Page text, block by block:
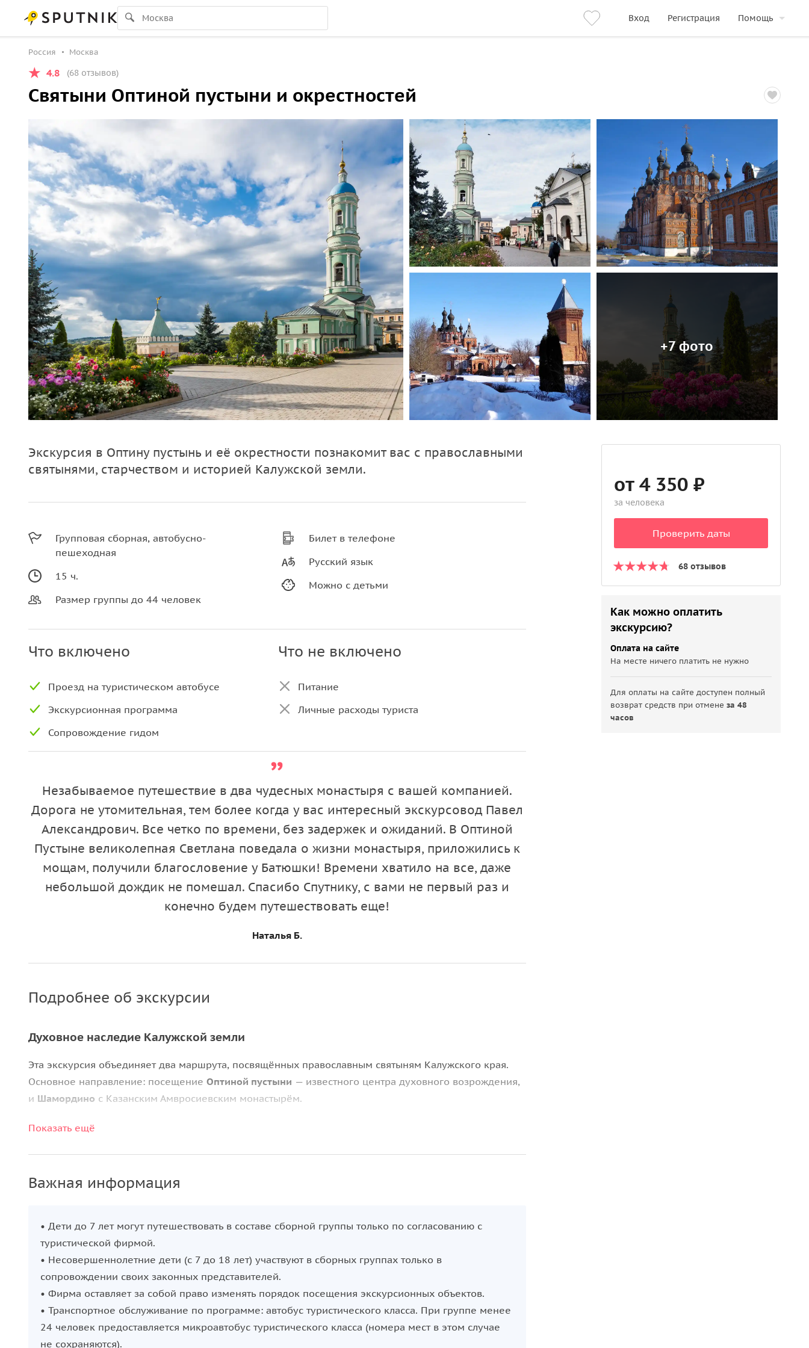
Вход Регистрация Помощь
Россия Москва
4.8 (68 отзывов)
Святыни Оптиной пустыни и окрестностей
+7 фото
Экскурсия в Оптину пустынь и её окрестности познакомит вас с православными
святынями, старчеством и историей Калужской земли.
Групповая сборная, автобусно-
пешеходная
15 ч.
Размер группы до 44 человек
Билет в телефоне
Русский язык
Можно с детьми
Что включено
Проезд на туристическом автобусе
Экскурсионная программа
Сопровождение гидом
Что не включено
Питание
Личные расходы туриста
Незабываемое путешествие в два чудесных монастыря с вашей компанией.
Дорога не утомительная, тем более когда у вас интересный экскурсовод Павел
Александрович. Все четко по времени, без задержек и ожиданий. В Оптиной
Пустыне великолепная Светлана поведала о жизни монастыря, приложились к
мощам, получили благословение у Батюшки! Времени хватило на все, даже
небольшой дождик не помешал. Спасибо Спутнику, с вами не первый раз и
конечно будем путешествовать еще!
Наталья Б.
Подробнее об экскурсии
Духовное наследие Калужской земли
Эта экскурсия объединяет два маршрута, посвящённых православным святыням Калужского края.
Основное направление: посещение Оптиной пустыни — известного центра духовного возрождения,
и Шамордино с Казанским Амвросиевским монастырём.
Первый маршрут сосредоточен на двух монастырях, их истории и святынях, предлагая камерное
его героическим прошлым, а также с селомНижние ПрыскииПреображенским храмом, объединяя
духовное и историческое наследие региона.
Показать ещё
Важная информация
• Дети до 7 лет могут путешествовать в составе сборной группы только по согласованию с
туристической фирмой.
• Несовершеннолетние дети (с 7 до 18 лет) участвуют в сборных группах только в
сопровождении своих законных представителей.
• Фирма оставляет за собой право изменять порядок посещения экскурсионных объектов.
• Транспортное обслуживание по программе: автобус туристического класса. При группе менее
24 человек предоставляется микроавтобус туристического класса (номера мест в этом случае
не сохраняются).
от 4 350 ₽
за человека
Проверить даты
68 отзывов
Как можно оплатить
экскурсию?
Оплата на сайте
На месте ничего платить не нужно
Для оплаты на сайте доступен полный
возврат средств при отменеза 48
часов